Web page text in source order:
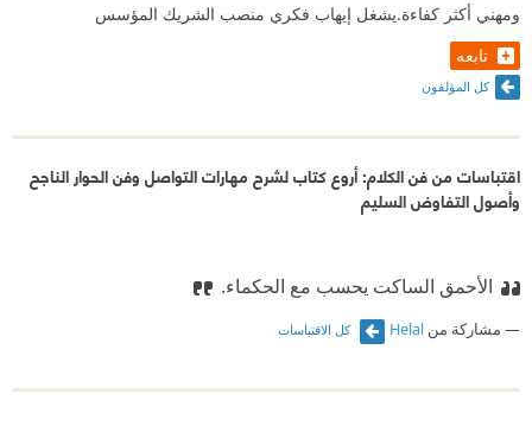
ومهني أكثر كفاءة.يشغل إيهاب فكري منصب الشريك المؤسس
تابعه
كل المؤلفون
اقتباسات من فن الكلام: أروع كتاب لشرح مهارات التواصل وفن الحوار الناجح
وأصول التفاوض السليم
الأحمق الساكت يحسب مع الحكماء.
مشاركة من Helal كل الاقتباسات